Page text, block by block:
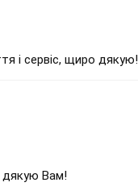
і сервіс, щиро дякую!
дякую Вам!